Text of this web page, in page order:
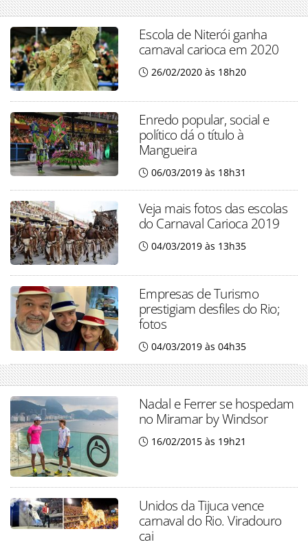
Escola de Niterói ganha
carnaval carioca em 2020
26/02/2020 às 18h20
Enredo popular, social e
político dá o título à
Mangueira
06/03/2019 às 18h31
Veja mais fotos das escolas
do Carnaval Carioca 2019
04/03/2019 às 13h35
Empresas de Turismo
prestigiam desfiles do Rio;
fotos
04/03/2019 às 04h35
Nadal e Ferrer se hospedam
no Miramar by Windsor
16/02/2015 às 19h21
Unidos da Tijuca vence
carnaval do Rio. Viradouro
cai